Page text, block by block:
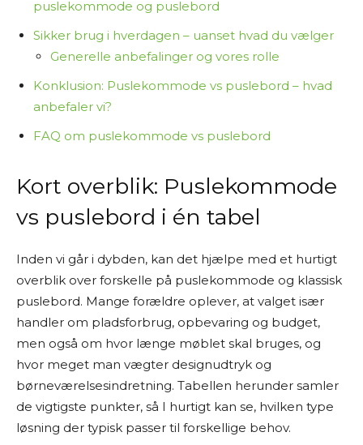
puslekommode og puslebord
Sikker brug i hverdagen – uanset hvad du vælger
Generelle anbefalinger og vores rolle
Konklusion: Puslekommode vs puslebord – hvad
anbefaler vi?
FAQ om puslekommode vs puslebord
Kort overblik: Puslekommode
vs puslebord i én tabel
Inden vi går i dybden, kan det hjælpe med et hurtigt
overblik over forskelle på puslekommode og klassisk
puslebord. Mange forældre oplever, at valget især
handler om pladsforbrug, opbevaring og budget,
men også om hvor længe møblet skal bruges, og
hvor meget man vægter designudtryk og
børneværelsesindretning. Tabellen herunder samler
de vigtigste punkter, så I hurtigt kan se, hvilken type
løsning der typisk passer til forskellige behov.